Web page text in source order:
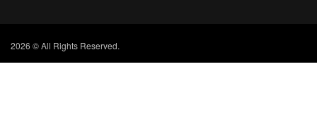
2026 © All Rights Reserved.